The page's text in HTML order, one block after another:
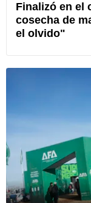
Finalizó en el
cosecha de
el olvido"